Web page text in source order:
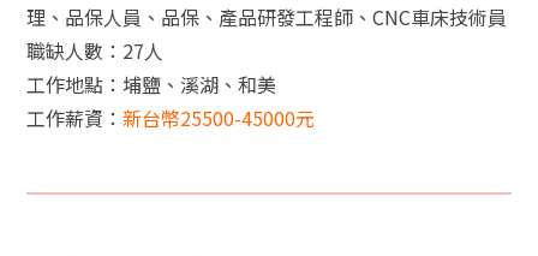
理、品保人員、品保、產品研發工程師、CNC車床技術員
職缺人數：27人
工作地點：埔鹽、溪湖、和美
工作薪資：新台幣25500-45000元